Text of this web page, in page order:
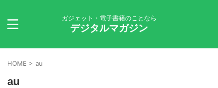
ガジェット・電子書籍のことなら
デジタルマガジン
HOME > au
au